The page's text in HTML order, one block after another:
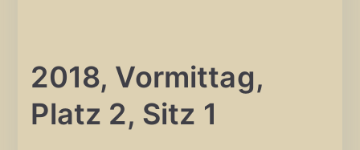
2018, Vormittag,
Platz 2, Sitz 1